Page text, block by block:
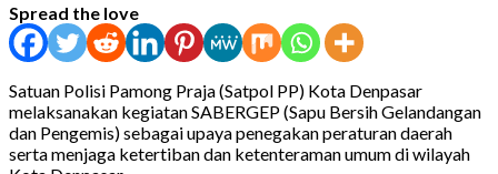
Spread the love
Satuan Polisi Pamong Praja (Satpol PP) Kota Denpasar
melaksanakan kegiatan SABERGEP (Sapu Bersih Gelandangan
dan Pengemis) sebagai upaya penegakan peraturan daerah
serta menjaga ketertiban dan ketenteraman umum di wilayah